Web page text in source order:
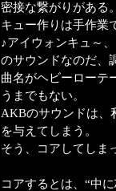
密接な繋がりがある
キュー作りは手作業
♪アイウォンキュ～
のサウンドなのだ、
曲名がヘビーローテ
うまでもない。
AKBのサウンドは、
を与えてしまう。
そう、コアしてしま
コアするとは、“中